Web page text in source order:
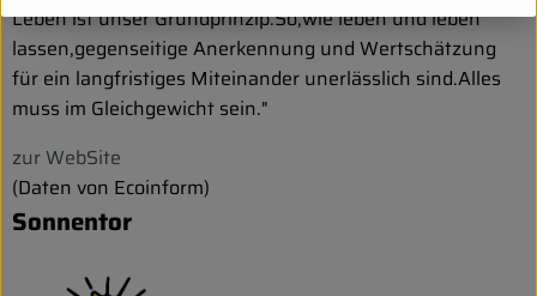
Leben ist unser Grundprinzip.So,wie leben und leben
lassen,gegenseitige Anerkennung und Wertschätzung
für ein langfristiges Miteinander unerlässlich sind.Alles
muss im Gleichgewicht sein."
zur WebSite
(Daten von Ecoinform)
Sonnentor